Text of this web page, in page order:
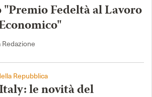
"Premio Fedeltà al Lavoro
Redazione
Repubblica
le novità del